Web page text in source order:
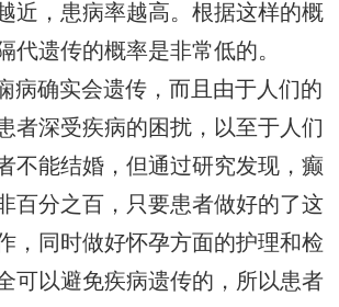
近，患病率越高。根据这样的概
代遗传的概率是非常低的。
病确实会遗传，而且由于人们的
者深受疾病的困扰，以至于人们
不能结婚，但通过研究发现，癫
百分之百，只要患者做好的了这
，同时做好怀孕方面的护理和检
可以避免疾病遗传的，所以患者